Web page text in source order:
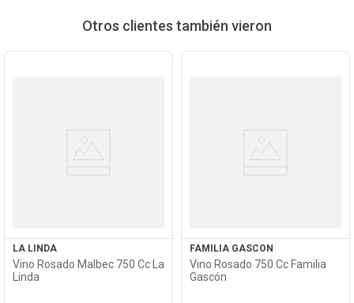
Otros clientes también vieron
Ver
Producto
LA LINDA
Vino Rosado Malbec 750 Cc La
Linda
Ver
Producto
FAMILIA GASCON
Vino Rosado 750 Cc Familia
Gascón